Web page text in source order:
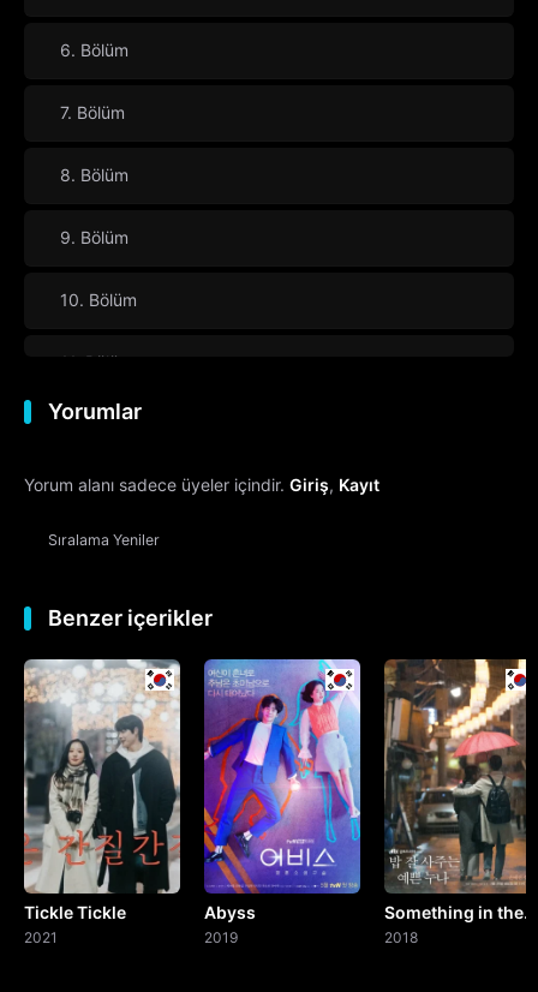
6. Bölüm
7. Bölüm
8. Bölüm
9. Bölüm
10. Bölüm
11. Bölüm
12. Bölüm
13. Bölüm
14. Bölüm
15. Bölüm
16. Bölüm Final
Yorumlar
Yorum alanı sadece üyeler içindir. Giriş, Kayıt
Sıralama Yeniler
Benzer içerikler
Tickle Tickle
2021
Abyss
2019
Something in the
Rain
2018